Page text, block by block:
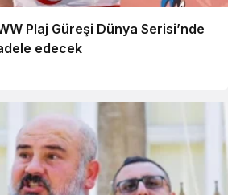
Plaj Güreşi Dünya Serisi’nde
edecek